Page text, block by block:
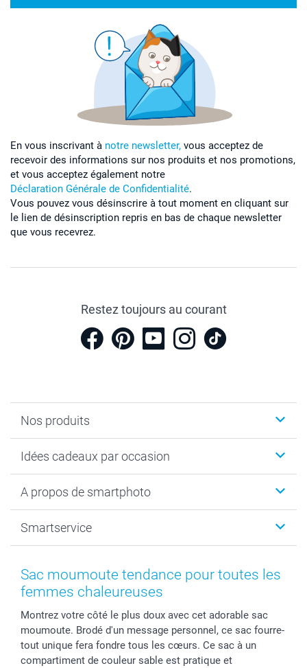
En vous inscrivant à notre newsletter, vous acceptez de
recevoir des informations sur nos produits et nos promotions,
et vous acceptez également notre
Déclaration Générale de Confidentialité.
Vous pouvez vous désinscrire à tout moment en cliquant sur
le lien de désinscription repris en bas de chaque newsletter
que vous recevrez.
Restez toujours au courant
Nos produits
Calendrier photo & Agenda photo
Tirage photo & agrandissement
Faire-part & Cartes
Coques smartphone
Stickers & Etiquettes
Dénicheur d'idées cadeau
Idées cadeaux par occasion
Anniversaire
Naissance & baptême
Fête des Mères
Fête des Pères
Baptême
Toussaint
Rentrée des classes
A propos de smartphoto
Plan du site
Droit de rétraction
Plaintes
Gestion des cookies
Tarifs
Partenariats & Influence
Smartservice
Aide
smartbonus
Livraison
Modes de paiement
Grandes quantités
Sac moumoute tendance pour toutes les
femmes chaleureuses
Montrez votre côté le plus doux avec cet adorable sac
moumoute. Brodé d'un message personnel, ce sac fourre-
tout unique fera fondre tous les cœurs. Ce sac à un
compartiment de couleur sable est pratique et